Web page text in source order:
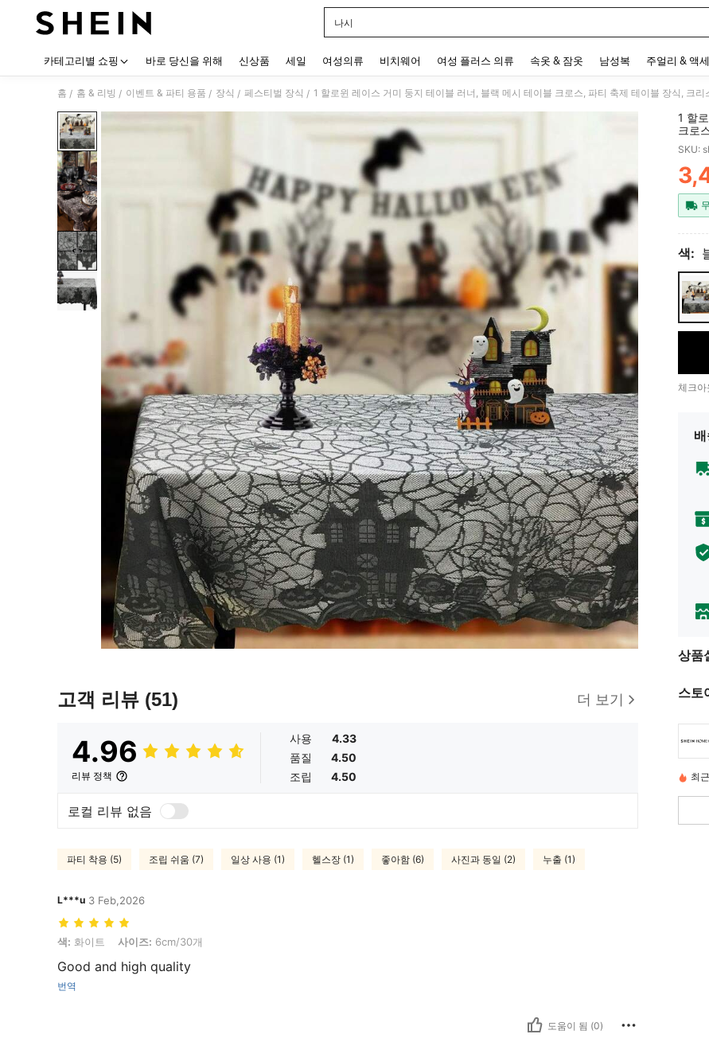
나시
카테고리별 쇼핑 바로 당신을 위해 신상품 세일 여성의류 비치웨어 여성 플러스 의류 속옷 & 잠옷 남성복 주얼리 & 액
홈 / 홈 & 리빙 / 이벤트 & 파티 용품 / 장식 / 페스티벌 장식 / 1 할로윈 레이스 거미 둥지 테이블 러너, 블랙 메시 테이블 크로스, 파티 축제 테이블 장식, 크리
고객 리뷰 (51) 더 보기
4.96
리뷰 정책
사용
4.33
품질
4.50
조립
4.50
로컬 리뷰 없음
파티 착용 (5) 조립 쉬움 (7) 일상 사용 (1) 헬스장 (1) 좋아함 (6) 사진과 동일 (2) 누출 (1)
L***u 3 Feb,2026
색: 화이트, 사이즈: 6cm/30개
색: 화이트 사이즈: 6cm/30개
Good and high quality
번역
도움이 됨 (0)
1 할
크로
SKU:
색:
체크아
상품
스토
최